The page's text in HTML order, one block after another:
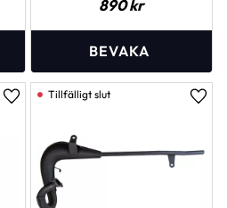
890kr
Lägg till i favoriter